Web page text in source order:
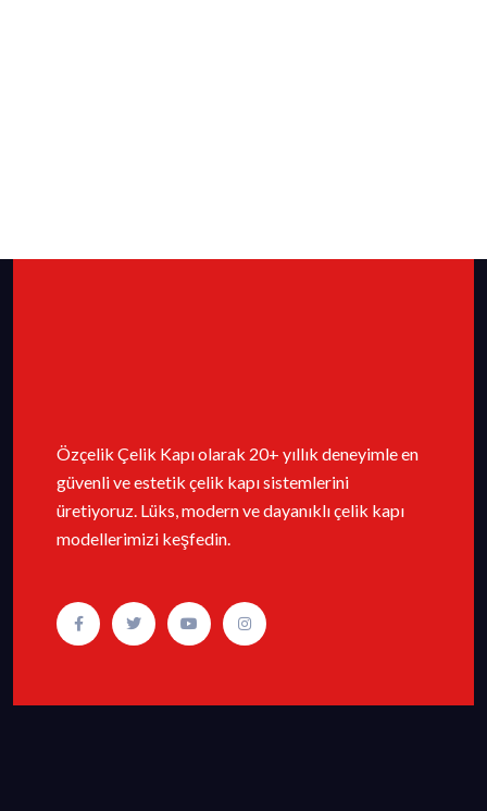
Özçelik Çelik Kapı olarak 20+ yıllık deneyimle en
güvenli ve estetik çelik kapı sistemlerini
üretiyoruz. Lüks, modern ve dayanıklı çelik kapı
modellerimizi keşfedin.